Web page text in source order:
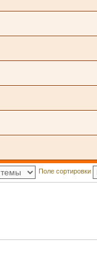
Поле сортировки